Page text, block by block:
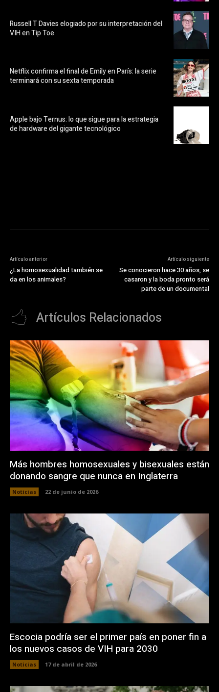
Russell T Davies elogiado por su interpretación del
VIH en Tip Toe
Netflix confirma el final de Emily en París: la serie
terminará con su sexta temporada
Apple bajo Ternus: lo que sigue para la estrategia
de hardware del gigante tecnológico
Artículo anterior
¿La homosexualidad también se
da en los animales?
Artículo siguiente
Se conocieron hace 30 años, se
casaron y la boda pronto será
parte de un documental
Artículos Relacionados
Más hombres homosexuales y bisexuales están
donando sangre que nunca en Inglaterra
Noticias 22 de junio de 2026
Escocia podría ser el primer país en poner fin a
los nuevos casos de VIH para 2030
Noticias 17 de abril de 2026